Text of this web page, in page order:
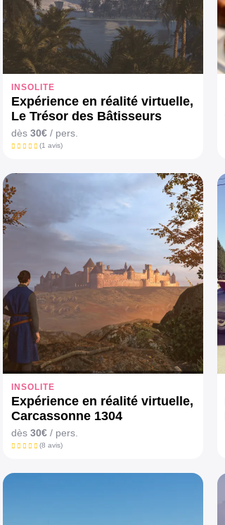
INSOLITE
Expérience en réalité virtuelle,
Le Trésor des Bâtisseurs
dès 30€ / pers.
(1 avis)
INSOLITE
Expérience en réalité virtuelle,
Carcassonne 1304
dès 30€ / pers.
(8 avis)